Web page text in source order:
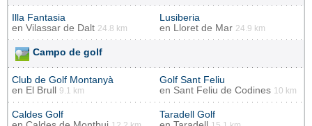
Illa Fantasia
en Vilassar de Dalt 24.8 km
Lusiberia
en Lloret de Mar 24.9 km
Campo de golf
Club de Golf Montanyà
en El Brull 9.1 km
Golf Sant Feliu
en Sant Feliu de Codines 10 km
Caldes Golf
Taradell Golf